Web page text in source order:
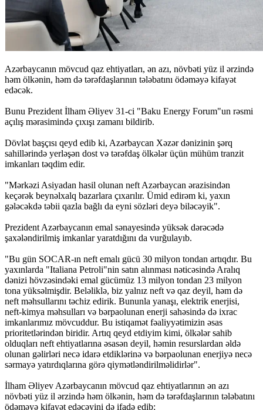
Azərbaycanın mövcud qaz ehtiyatları, ən azı, növbəti yüz il ərzində
həm ölkənin, həm də tərəfdaşlarının tələbatını ödəməyə kifayət
edəcək.
Bunu Prezident İlham Əliyev 31-ci "Baku Energy Forum"un rəsmi
açılış mərasimində çıxışı zamanı bildirib.
Dövlət başçısı qeyd edib ki, Azərbaycan Xəzər dənizinin şərq
sahillərində yerləşən dost və tərəfdaş ölkələr üçün mühüm tranzit
imkanları təqdim edir.
"Mərkəzi Asiyadan hasil olunan neft Azərbaycan ərazisindən
keçərək beynəlxalq bazarlara çıxarılır. Ümid edirəm ki, yaxın
gələcəkdə təbii qazla bağlı da eyni sözləri deyə biləcəyik".
Prezident Azərbaycanın emal sənayesində yüksək dərəcədə
şaxələndirilmiş imkanlar yaratdığını da vurğulayıb.
"Bu gün SOCAR-ın neft emalı gücü 30 milyon tondan artıqdır. Bu
yaxınlarda "Italiana Petroli"nin satın alınması nəticəsində Aralıq
dənizi hövzəsindəki emal gücümüz 13 milyon tondan 23 milyon
tona yüksəlmişdir. Beləliklə, biz yalnız neft və qaz deyil, həm də
neft məhsullarını təchiz edirik. Bununla yanaşı, elektrik enerjisi,
neft-kimya məhsulları və bərpaolunan enerji sahəsində də ixrac
imkanlarımız mövcuddur. Bu istiqamət fəaliyyətimizin əsas
prioritetlərindən biridir. Artıq qeyd etdiyim kimi, ölkələr sahib
olduqları neft ehtiyatlarına əsasən deyil, həmin resurslardan əldə
olunan gəlirləri necə idarə etdiklərinə və bərpaolunan enerjiyə necə
sərmayə yatırdıqlarına görə qiymətləndirilməlidirlər".
İlham Əliyev Azərbaycanın mövcud qaz ehtiyatlarının ən azı
növbəti yüz il ərzində həm ölkənin, həm də tərəfdaşlarının tələbatını
ödəməyə kifayət edəcəyini də ifadə edib: